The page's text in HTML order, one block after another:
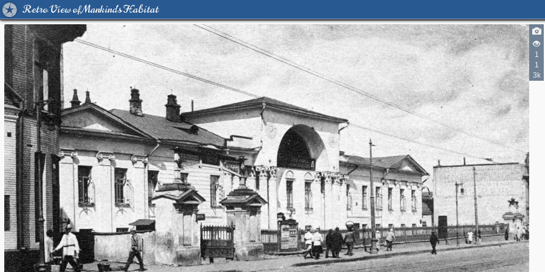
Retro View of Mankind's Habitat
1
1
3k
2
2
2